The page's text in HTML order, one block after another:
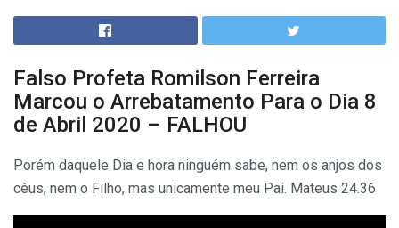
Falso Profeta Romilson Ferreira
Marcou o Arrebatamento Para o Dia 8
de Abril 2020 – FALHOU
Porém daquele Dia e hora ninguém sabe, nem os anjos dos
céus, nem o Filho, mas unicamente meu Pai. Mateus 24.36